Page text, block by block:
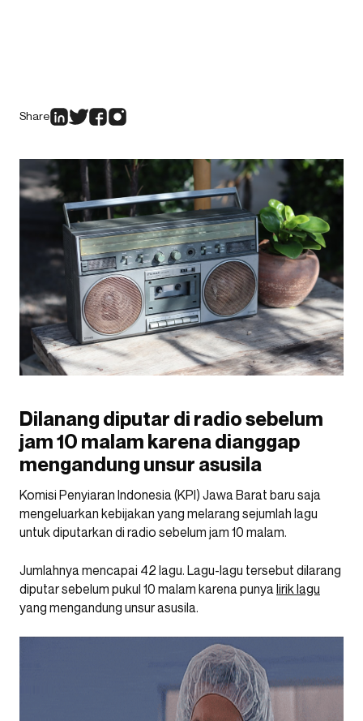
Share
Dilanang diputar di radio sebelum
jam 10 malam karena dianggap
mengandung unsur asusila
Komisi Penyiaran Indonesia (KPI) Jawa Barat baru saja
mengeluarkan kebijakan yang melarang sejumlah lagu
untuk diputarkan di radio sebelum jam 10 malam.
Jumlahnya mencapai 42 lagu. Lagu-lagu tersebut dilarang
diputar sebelum pukul 10 malam karena punya lirik lagu
yang mengandung unsur asusila.